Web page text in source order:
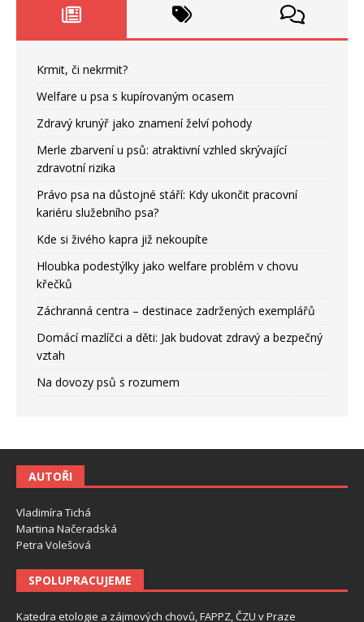
Krmit, či nekrmit?
Welfare u psa s kupírovaným ocasem
Zdravý krunýř jako znamení želví pohody
Merle zbarvení u psů: atraktivní vzhled skrývající
zdravotní rizika
Právo psa na důstojné stáří: Kdy ukončit pracovní
kariéru služebního psa?
Kde si živého kapra již nekoupíte
Hloubka podestýlky jako welfare problém v chovu
křečků
Záchranná centra – destinace zadržených exemplářů
Domácí mazlíčci a děti: Jak budovat zdravý a bezpečný
vztah
Na dovozy psů s rozumem
AUTOŘI
Vladimíra Tichá
Martina Načeradská
Petra Volešová
SPOLUPRACUJEME
Katedra etologie a zájmových chovů, FAPPZ, ČZU v Praze